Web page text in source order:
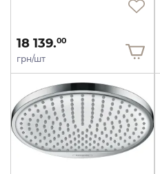
18 139.00
грн/шт